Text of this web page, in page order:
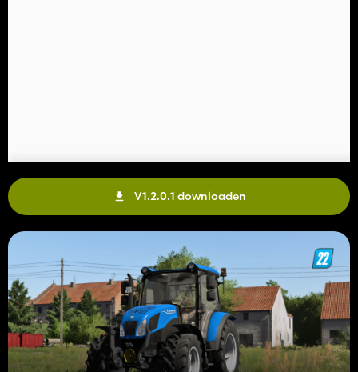
V1.2.0.1 downloaden